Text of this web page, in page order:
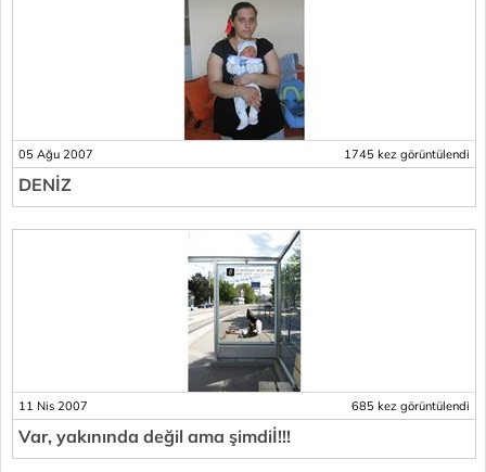
05 Ağu 2007 1745 kez görüntülendi
DENİZ
11 Nis 2007 685 kez görüntülendi
Var, yakınında değil ama şimdiİ!!!